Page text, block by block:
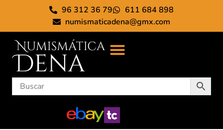
96 312 36 79
611 684 898
numismaticadena@gmx.com